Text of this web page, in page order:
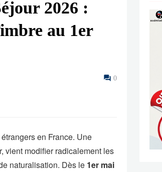
2026 :
au 1er
0
en France. Une
vient modifier radicalement les
naturalisation. Dès le 1er mai